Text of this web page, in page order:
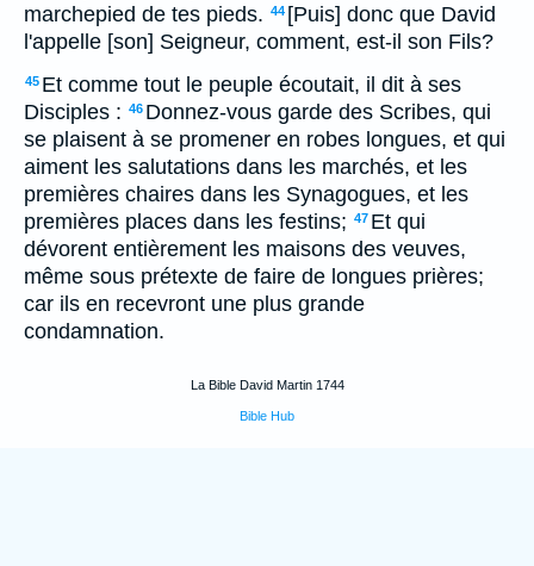
marchepied de tes pieds. 44 [Puis] donc que David
l'appelle [son] Seigneur, comment, est-il son Fils?
45 Et comme tout le peuple écoutait, il dit à ses
Disciples : 46 Donnez-vous garde des Scribes, qui
se plaisent à se promener en robes longues, et qui
aiment les salutations dans les marchés, et les
premières chaires dans les Synagogues, et les
premières places dans les festins; 47 Et qui
dévorent entièrement les maisons des veuves,
même sous prétexte de faire de longues prières;
car ils en recevront une plus grande
condamnation.
La Bible David Martin 1744
Bible Hub